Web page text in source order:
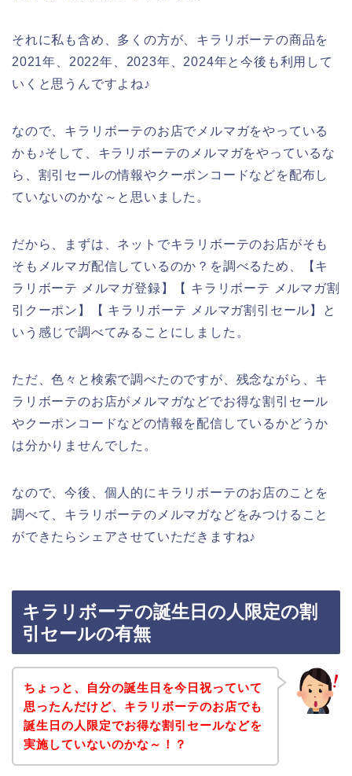
それに私も含め、多くの方が、キラリボーテの商品を
2021年、2022年、2023年、2024年と今後も利用して
いくと思うんですよね♪
なので、キラリボーテのお店でメルマガをやっている
かも♪そして、キラリボーテのメルマガをやっているな
ら、割引セールの情報やクーポンコードなどを配布し
ていないのかな～と思いました。
だから、まずは、ネットでキラリボーテのお店がそも
そもメルマガ配信しているのか？を調べるため、【キ
ラリボーテ メルマガ登録】【 キラリボーテ メルマガ割
引クーポン】【 キラリボーテ メルマガ割引セール】と
いう感じで調べてみることにしました。
ただ、色々と検索で調べたのですが、残念ながら、キ
ラリボーテのお店がメルマガなどでお得な割引セール
やクーポンコードなどの情報を配信しているかどうか
は分かりませんでした。
なので、今後、個人的にキラリボーテのお店のことを
調べて、キラリボーテのメルマガなどをみつけること
ができたらシェアさせていただきますね♪
キラリボーテの誕生日の人限定の割
引セールの有無
ちょっと、自分の誕生日を今日祝っていて
思ったんだけど、キラリボーテのお店でも
誕生日の人限定でお得な割引セールなどを
実施していないのかな～！？